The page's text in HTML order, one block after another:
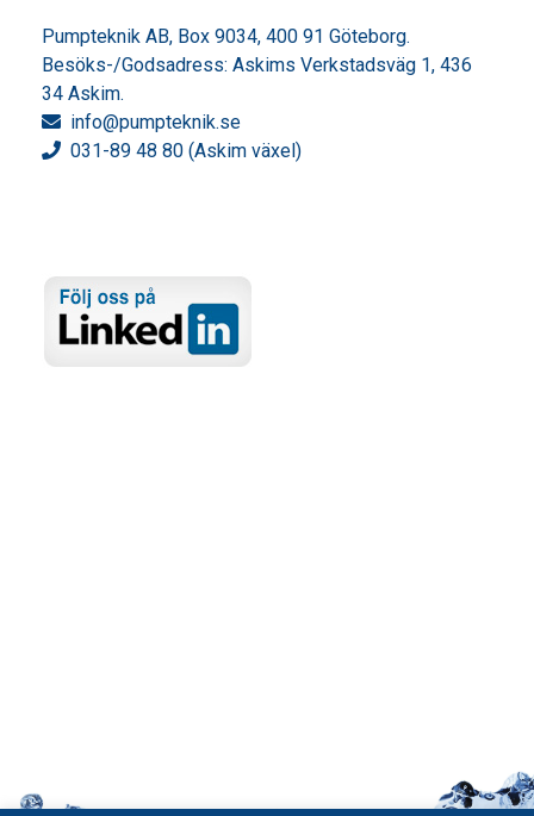
Pumpteknik AB, Box 9034, 400 91 Göteborg.
Besöks-/Godsadress: Askims Verkstadsväg 1, 436
34 Askim.
info@pumpteknik.se
031-89 48 80 (Askim växel)